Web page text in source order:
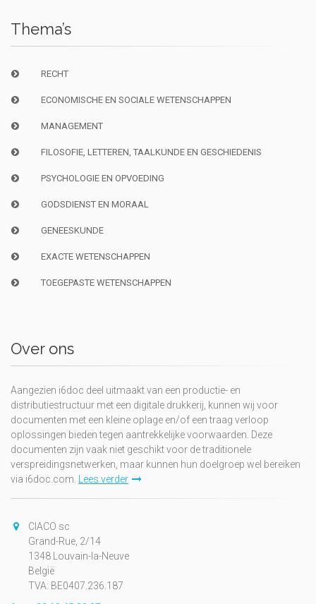
Thema’s
RECHT
ECONOMISCHE EN SOCIALE WETENSCHAPPEN
MANAGEMENT
FILOSOFIE, LETTEREN, TAALKUNDE EN GESCHIEDENIS
PSYCHOLOGIE EN OPVOEDING
GODSDIENST EN MORAAL
GENEESKUNDE
EXACTE WETENSCHAPPEN
TOEGEPASTE WETENSCHAPPEN
Over ons
Aangezien i6doc deel uitmaakt van een productie- en
distributiestructuur met een digitale drukkerij, kunnen wij voor
documenten met een kleine oplage en/of een traag verloop
oplossingen bieden tegen aantrekkelijke voorwaarden. Deze
documenten zijn vaak niet geschikt voor de traditionele
verspreidingsnetwerken, maar kunnen hun doelgroep wel bereiken
via i6doc.com. Lees verder
CIACO sc
Grand-Rue, 2/14
1348 Louvain-la-Neuve
België
TVA: BE0407.236.187